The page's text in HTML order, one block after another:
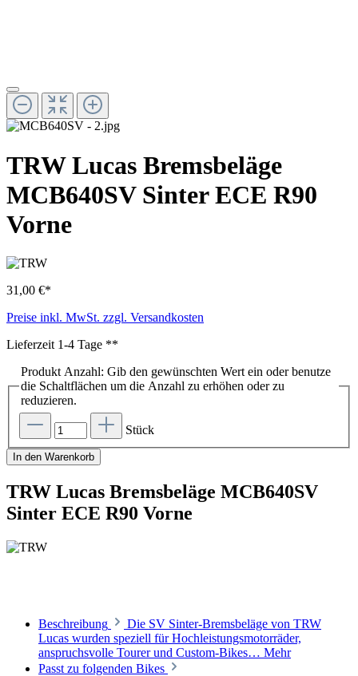
TRW Lucas Bremsbeläge
MCB640SV Sinter ECE R90
Vorne
31,00 €*
Preise inkl. MwSt. zzgl. Versandkosten
Lieferzeit 1-4 Tage **
Produkt Anzahl: Gib den gewünschten Wert ein oder benutze
die Schaltflächen um die Anzahl zu erhöhen oder zu
reduzieren.
Stück
In den Warenkorb
TRW Lucas Bremsbeläge MCB640SV
Sinter ECE R90 Vorne
Beschreibung
Die SV Sinter-Bremsbeläge von TRW
Lucas wurden speziell für Hochleistungsmotorräder,
anspruchsvolle Tourer und Custom-Bikes… Mehr
Passt zu folgenden Bikes